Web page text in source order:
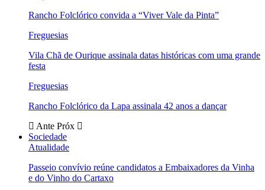
Rancho Folclórico convida a “Viver Vale da Pinta”
Freguesias
Vila Chã de Ourique assinala datas históricas com uma grande
festa
Freguesias
Rancho Folclórico da Lapa assinala 42 anos a dançar
Ante Próx
Sociedade
Atualidade
Passeio convívio reúne candidatos a Embaixadores da Vinha
e do Vinho do Cartaxo